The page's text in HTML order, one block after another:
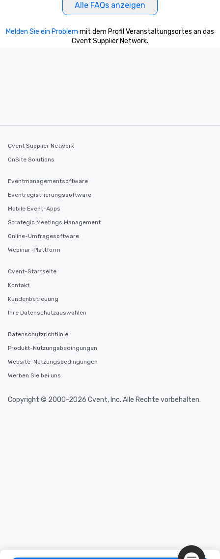
Alle FAQs anzeigen
Melden Sie ein Problem mit dem Profil Veranstaltungsortes an das
Cvent Supplier Network.
Cvent Supplier Network
OnSite Solutions
Eventmanagementsoftware
Eventregistrierungssoftware
Mobile Event-Apps
Strategic Meetings Management
Online-Umfragesoftware
Webinar-Plattform
Cvent-Startseite
Kontakt
Kundenbetreuung
Ihre Datenschutzauswahlen
Datenschutzrichtlinie
Produkt-Nutzungsbedingungen
Website-Nutzungsbedingungen
Werben Sie bei uns
Copyright © 2000-2026 Cvent, Inc. Alle Rechte vorbehalten.